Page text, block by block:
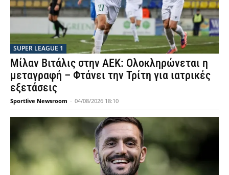
SUPER LEAGUE 1
Μίλαν Βιτάλις στην ΑΕΚ: Ολοκληρώνεται η
μεταγραφή – Φτάνει την Τρίτη για ιατρικές
εξετάσεις
Sportlive Newsroom - 04/08/2026 18:10